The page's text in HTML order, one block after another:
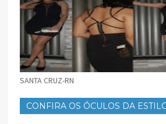
SANTA CRUZ-RN
CONFIRA OS ÓCULOS DA